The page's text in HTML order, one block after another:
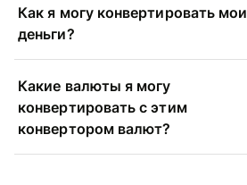
Как я могу конвертировать мои
деньги?
Какие валюты я могу
конвертировать с этим
конвертором валют?